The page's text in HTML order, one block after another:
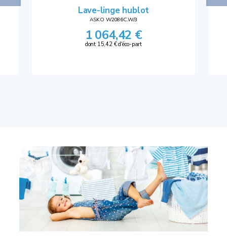
Lave-linge hublot
ASKO W2086C.W/3
1 064,42 €
dont 15,42 € d'éco-part